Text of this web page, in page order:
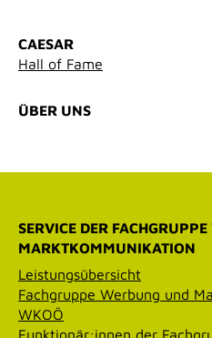
ÜBER UNS
SERVICE DER
Leistungsübersicht
Fachgruppe Werbung und
Funktionär:innen der
Berufsgruppen
CAESAR Werbepreis